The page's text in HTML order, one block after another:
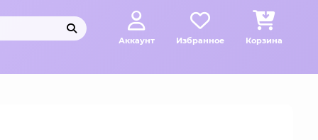
Аккаунт Избранное Корзина